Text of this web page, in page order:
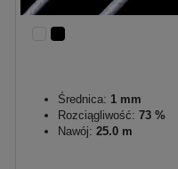
Średnica: 1 mm
Rozciągliwość: 73 %
Nawój: 25.0 m